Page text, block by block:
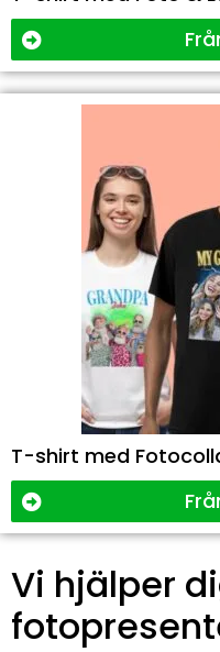
T-shirt med
Vi hjälper